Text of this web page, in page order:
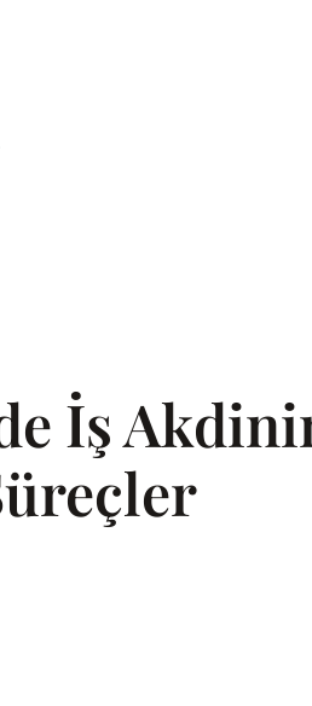
İş